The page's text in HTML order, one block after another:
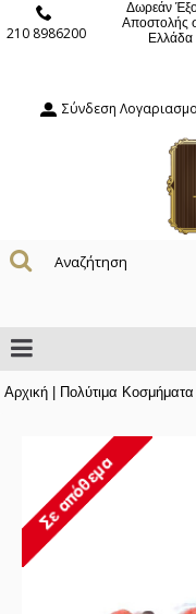
210 8986200
Δωρεάν
Αποστολής
Ελλάδα
Σύνδεση
Αρχική | Πολύτιμα Κοσμήματα